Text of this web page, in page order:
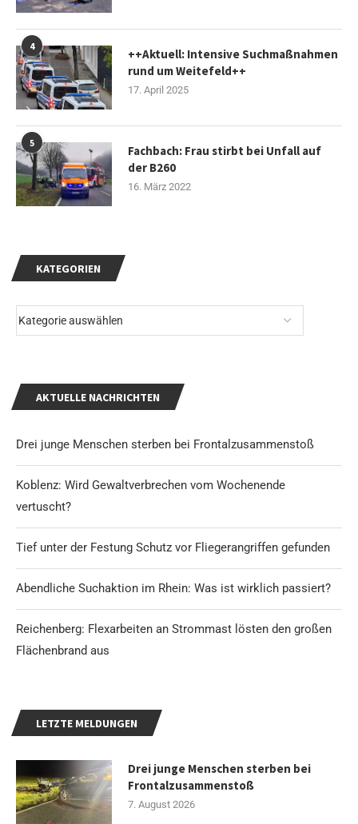
KATEGORIEN
AKTUELLE NACHRICHTEN
Drei junge Menschen sterben bei Frontalzusammenstoß
Koblenz: Wird Gewaltverbrechen vom Wochenende
vertuscht?
Tief unter der Festung Schutz vor Fliegerangriffen gefunden
Abendliche Suchaktion im Rhein: Was ist wirklich passiert?
Reichenberg: Flexarbeiten an Strommast lösten den großen
Flächenbrand aus
LETZTE MELDUNGEN
Drei junge Menschen sterben bei
Frontalzusammenstoß
7. August 2026
4
++Aktuell: Intensive Suchmaßnahmen
rund um Weitefeld++
17. April 2025
5
Fachbach: Frau stirbt bei Unfall auf
der B260
16. März 2022